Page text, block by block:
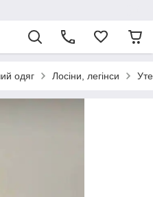
одяг Лосіни, легінси